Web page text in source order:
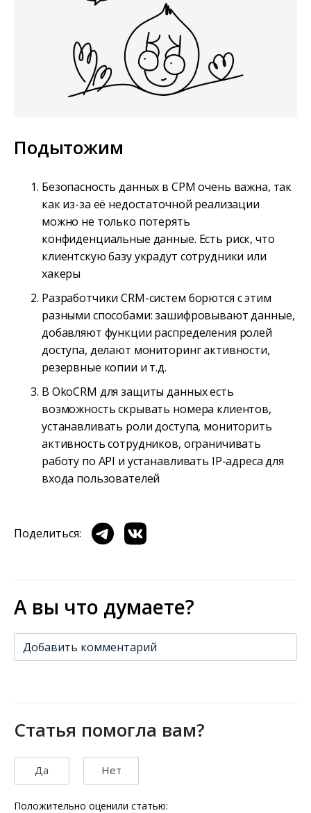
Подытожим
Безопасность данных в СРМ очень важна, так
как из-за её недостаточной реализации
можно не только потерять
конфиденциальные данные. Есть риск, что
клиентскую базу украдут сотрудники или
хакеры
Разработчики CRM-систем борются с этим
разными способами: зашифровывают данные,
добавляют функции распределения ролей
доступа, делают мониторинг активности,
резервные копии и т.д.
В OkoCRM для защиты данных есть
возможность скрывать номера клиентов,
устанавливать роли доступа, мониторить
активность сотрудников, ограничивать
работу по API и устанавливать IP-адреса для
входа пользователей
Поделиться:
А вы что думаете?
Добавить комментарий
Статья помогла вам?
Да Нет
Положительно оценили статью: